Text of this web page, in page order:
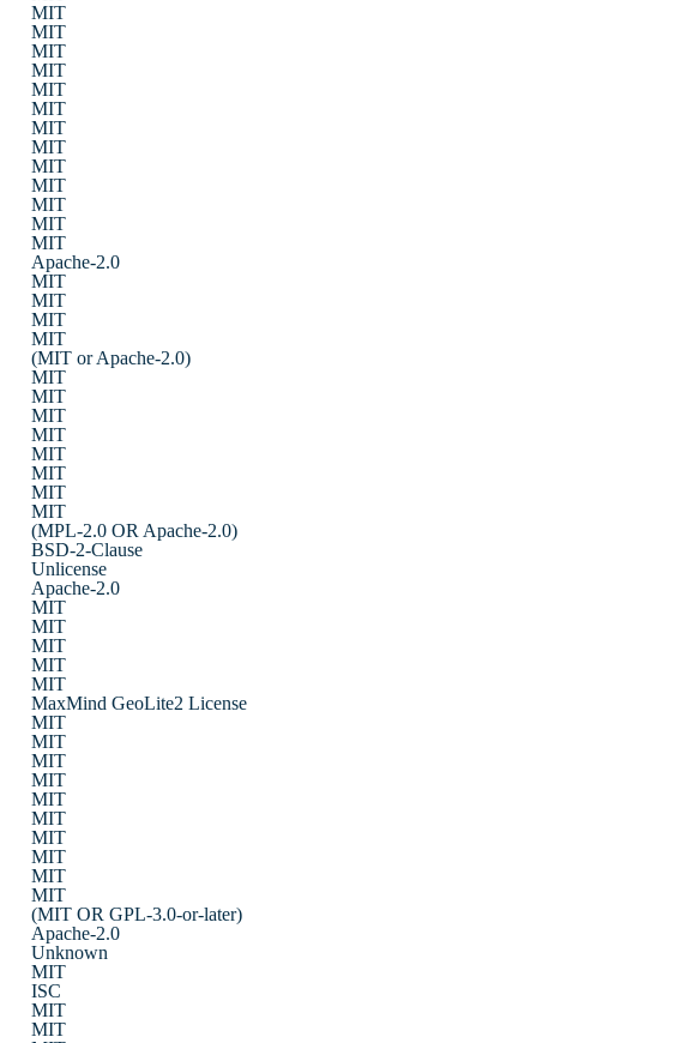
MIT
MIT
MIT
MIT
MIT
MIT
MIT
MIT
MIT
MIT
MIT
MIT
MIT
Apache-2.0
MIT
MIT
MIT
MIT
(MIT or Apache-2.0)
MIT
MIT
MIT
MIT
MIT
MIT
MIT
MIT
(MPL-2.0 OR Apache-2.0)
BSD-2-Clause
Unlicense
Apache-2.0
MIT
MIT
MIT
MIT
MIT
MaxMind GeoLite2 License
MIT
MIT
MIT
MIT
MIT
MIT
MIT
MIT
MIT
MIT
(MIT OR GPL-3.0-or-later)
Apache-2.0
Unknown
MIT
ISC
MIT
MIT